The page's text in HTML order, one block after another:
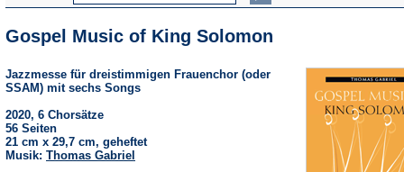
Gospel Music of King Solomon
Jazzmesse für dreistimmigen Frauenchor (oder
SSAM) mit sechs Songs
2020, 6 Chorsätze
56 Seiten
21 cm x 29,7 cm, geheftet
Musik: Thomas Gabriel